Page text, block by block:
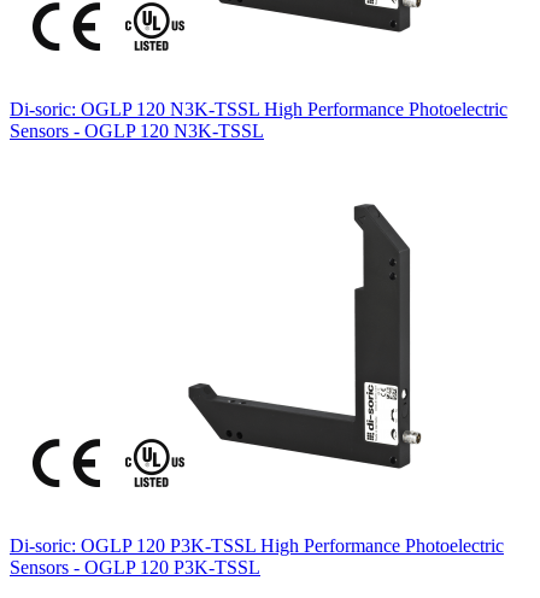
Di-soric: OGLP 120 N3K-TSSL High Performance Photoelectric
Sensors - OGLP 120 N3K-TSSL
Di-soric: OGLP 120 P3K-TSSL High Performance Photoelectric
Sensors - OGLP 120 P3K-TSSL